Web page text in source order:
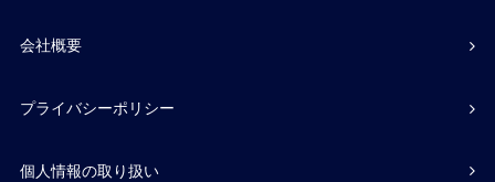
会社概要
プライバシーポリシー
個人情報の取り扱い